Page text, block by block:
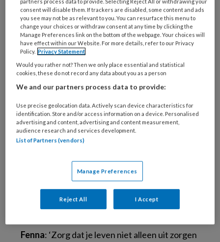
Jeanet: ‘Ik heb een anti-stress training
gevolgd waar ik veel baat bij heb. Relativeren
helpt ook goed.’
Katinka: ‘Sinds mijn burn-out is mijn
naar de onmogelijkheden. Daarnaast: mijn
privé staat te allen tijde op nummer één.
Ontspanning zoeken thuis en in sport en
en kijk Netflix op de bank. Mijn lijf en
gezondheid geef ik nooit meer op voor mijn
werk!’
Selma: ‘Weet dat niet alles om werk draait.’
Fenna: ‘Zorg dat je leven niet alleen uit zorgen
consent will disable them. If trackers are disabled, some content and ads
you see may not be as relevant to you. You can resurface this menu to
change your choices or withdraw consent at any time by clicking the
Manage Preferences link on the bottom of the webpage. Your choices will
have effect within our Website. For more details, refer to our Privacy
Policy. Privacy Statement
Would you rather not? Then we only place essential and statistical
cookies, these do not record any data about you as a person
We and our partners process data to provide:
Use precise geolocation data. Actively scan device characteristics for
identification. Store and/or access information on a device. Personalised
advertising and content, advertising and content measurement,
audience research and services development.
List of Partners (vendors)
Manage Preferences
Reject All I Accept